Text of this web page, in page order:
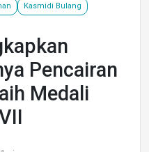
Kasmidi Bulang
Pencairan
Medali